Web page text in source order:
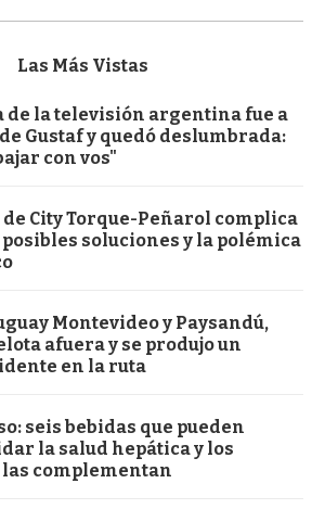
Las Más Vistas
de la televisión argentina fue a
Gustaf y quedó deslumbrada:
con vos"
City Torque-Peñarol complica
posibles soluciones y la polémica
Montevideo y Paysandú,
afuera y se produjo un
en la ruta
seis bebidas que pueden
la salud hepática y los
las complementan